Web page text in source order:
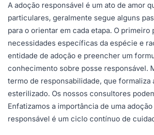
A adoção responsável é um ato de amor
particulares, geralmente segue alguns
para o orientar em cada etapa. O
necessidades específicas da espécie e
entidade de adoção e preencher um
conhecimento sobre posse responsável.
termo de responsabilidade, que
esterilizado. Os nossos consultores
Enfatizamos a importância de uma
responsável é um ciclo contínuo de